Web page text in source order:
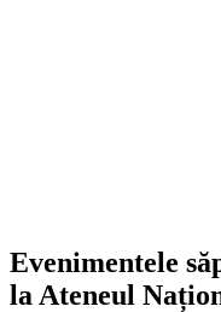
Evenimentele
la Ateneul